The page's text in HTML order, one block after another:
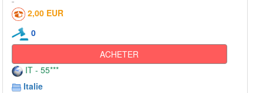
2,00 EUR
0
ACHETER
IT - 55***
Italie